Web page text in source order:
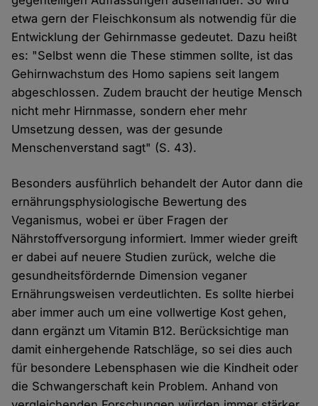
etwa gern der Fleischkonsum als notwendig für die
Entwicklung der Gehirnmasse gedeutet. Dazu heißt
es: "Selbst wenn die These stimmen sollte, ist das
Gehirnwachstum des Homo sapiens seit langem
abgeschlossen. Zudem braucht der heutige Mensch
nicht mehr Hirnmasse, sondern eher mehr
Umsetzung dessen, was der gesunde
Menschenverstand sagt" (S. 43).
Besonders ausführlich behandelt der Autor dann die
ernährungsphysiologische Bewertung des
Veganismus, wobei er über Fragen der
Nährstoffversorgung informiert. Immer wieder greift
er dabei auf neuere Studien zurück, welche die
gesundheitsfördernde Dimension veganer
Ernährungsweisen verdeutlichten. Es sollte hierbei
aber immer auch um eine vollwertige Kost gehen,
dann ergänzt um Vitamin B12. Berücksichtige man
damit einhergehende Ratschläge, so sei dies auch
für besondere Lebensphasen wie die Kindheit oder
die Schwangerschaft kein Problem. Anhand von